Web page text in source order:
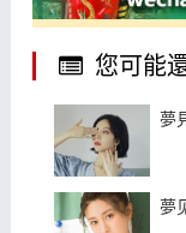
您可能
夢
夢